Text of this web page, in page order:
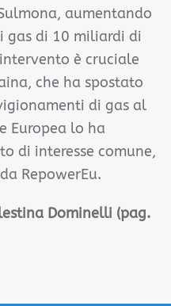
aumentando
gas di 10 miliardi di
è cruciale
che ha spostato
di gas al
Europea lo ha
di interesse comune,
RepowerEu.
Dominelli (pag.